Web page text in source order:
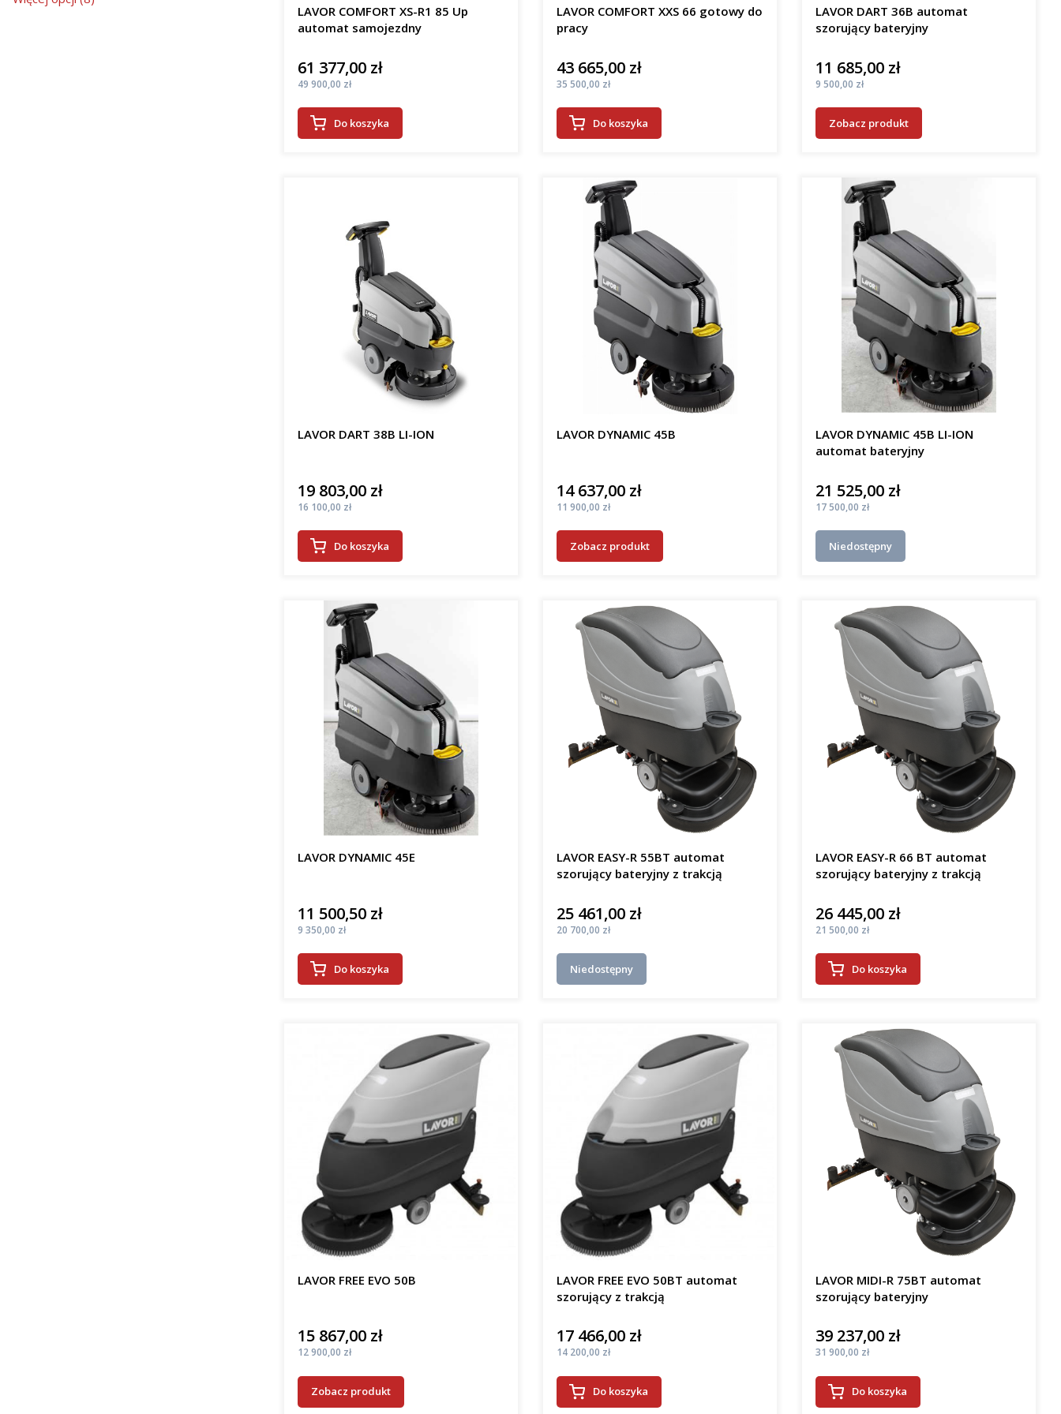
LAVOR COMFORT XS-R1 85 Up
automat samojezdny
Cena
61 377,00 zł
Cena
49 900,00 zł
Do koszyka
LAVOR COMFORT XXS 66 gotowy do
pracy
Cena
43 665,00 zł
Cena
35 500,00 zł
Do koszyka
LAVOR DART 36B automat
szorujący bateryjny
Cena
11 685,00 zł
Cena
9 500,00 zł
Zobacz produkt
LAVOR DART 38B LI-ION
Cena
19 803,00 zł
Cena
16 100,00 zł
Do koszyka
LAVOR DYNAMIC 45B
Cena
14 637,00 zł
Cena
11 900,00 zł
Zobacz produkt
LAVOR DYNAMIC 45B LI-ION
automat bateryjny
Cena
21 525,00 zł
Cena
17 500,00 zł
Niedostępny
LAVOR DYNAMIC 45E
Cena
11 500,50 zł
Cena
9 350,00 zł
Do koszyka
LAVOR EASY-R 55BT automat
szorujący bateryjny z trakcją
Cena
25 461,00 zł
Cena
20 700,00 zł
Niedostępny
LAVOR EASY-R 66 BT automat
szorujący bateryjny z trakcją
Cena
26 445,00 zł
Cena
21 500,00 zł
Do koszyka
LAVOR FREE EVO 50B
Cena
15 867,00 zł
Cena
12 900,00 zł
Zobacz produkt
LAVOR FREE EVO 50BT automat
szorujący z trakcją
Cena
17 466,00 zł
Cena
14 200,00 zł
Do koszyka
LAVOR MIDI-R 75BT automat
szorujący bateryjny
Cena
39 237,00 zł
Cena
31 900,00 zł
Do koszyka